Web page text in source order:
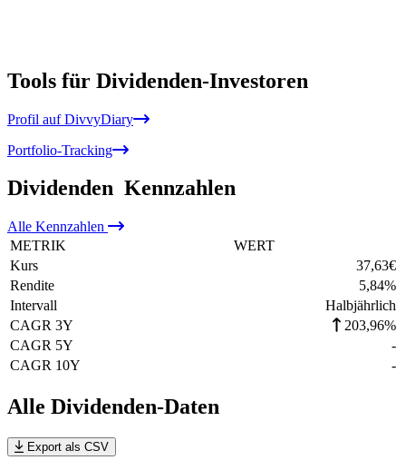
Tools für Dividenden-Investoren
Profil auf DivvyDiary
Portfolio-Tracking
Dividenden Kennzahlen
Alle Kennzahlen
METRIK
WERT
Kurs
37,63€
Rendite
5,84%
Intervall
Halbjährlich
CAGR 3Y
203,96%
CAGR 5Y
-
CAGR 10Y
-
Alle Dividenden-Daten
Export als CSV